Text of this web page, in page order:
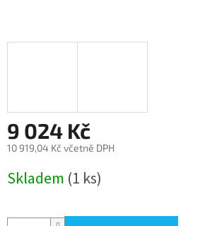
9 024 Kč
10 919,04 Kč včetně DPH
cena:
Skladem (1 ks)